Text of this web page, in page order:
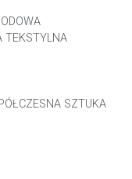
TEKSTYLNA
SZTUKA